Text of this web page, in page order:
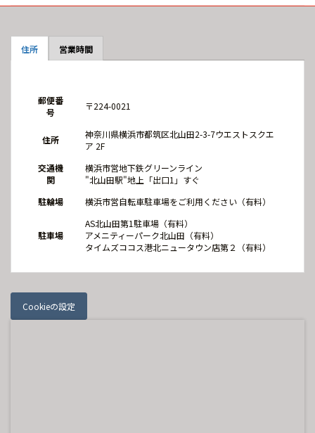
住所 営業時間
郵便番
号
〒224-0021
住所
神奈川県横浜市都筑区北山田2-3-7ウエストスクエ
ア 2F
交通機
関
横浜市営地下鉄グリーンライン
"北山田駅"地上「出口1」すぐ
駐輪場
横浜市営自転車駐車場をご利用ください（有料）
駐車場
AS北山田第1駐車場（有料）
アメニティーパーク北山田（有料）
タイムズココス港北ニュータウン店第２（有料）
Cookieの設定